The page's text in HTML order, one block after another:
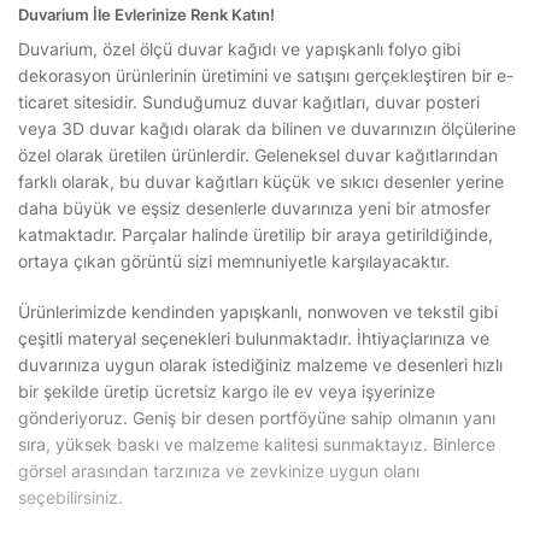
Duvarium İle Evlerinize Renk Katın!
Duvarium, özel ölçü duvar kağıdı ve yapışkanlı folyo gibi
dekorasyon ürünlerinin üretimini ve satışını gerçekleştiren bir e-
ticaret sitesidir. Sunduğumuz duvar kağıtları, duvar posteri
veya 3D duvar kağıdı olarak da bilinen ve duvarınızın ölçülerine
özel olarak üretilen ürünlerdir. Geleneksel duvar kağıtlarından
farklı olarak, bu duvar kağıtları küçük ve sıkıcı desenler yerine
daha büyük ve eşsiz desenlerle duvarınıza yeni bir atmosfer
katmaktadır. Parçalar halinde üretilip bir araya getirildiğinde,
ortaya çıkan görüntü sizi memnuniyetle karşılayacaktır.
Ürünlerimizde kendinden yapışkanlı, nonwoven ve tekstil gibi
çeşitli materyal seçenekleri bulunmaktadır. İhtiyaçlarınıza ve
duvarınıza uygun olarak istediğiniz malzeme ve desenleri hızlı
bir şekilde üretip ücretsiz kargo ile ev veya işyerinize
gönderiyoruz. Geniş bir desen portföyüne sahip olmanın yanı
sıra, yüksek baskı ve malzeme kalitesi sunmaktayız. Binlerce
görsel arasından tarzınıza ve zevkinize uygun olanı
seçebilirsiniz.